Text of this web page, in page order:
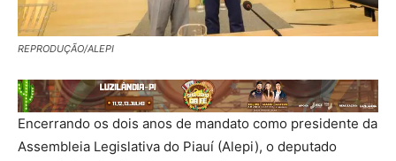
REPRODUÇÃO/ALEPI
Encerrando os dois anos de mandato como presidente da
Assembleia Legislativa do Piauí (Alepi), o deputado